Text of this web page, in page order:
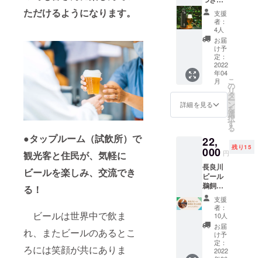
ただけるようになります。
●タップルーム（試飲所）で
観光客と住民が、気軽に
ビールを楽しみ、交流でき
る！
ビールは世界中で飲ま
れ、またビールのあるとこ
ろには笑顔が共にありま
光・高
温多湿
をお避
けくだ
さい ア
レル
ギー：
ピー
ナッ
ツ・大
豆 熱
量：
466kcal
名称：
アメリ
カン
ペール
エール
原材料
名：大
麦麦芽
（ドイ
ツ、カ
ナ
ダ）、
ホッ
くださ
い。
（全角
の場合
10文
字、半
角の場
合20文
字程度
まで）
料 原材
料名：
グラ
ニュー
糖/クエ
ン酸、
リンゴ
酸、香
料 内容
量：
賞味期
限：
載 保存
方法：
高温、
直射日
光を避
けて保
存 アレ
ギー：
表示な
し 熱
量：
34kcal/
ち帰り
にもお
使いい
ただけ
ます。
ご自宅
へのお
持ち帰
り、ま
ち散歩
のおと
か。 商
品お渡
し時に
お好き
なビー
ルを満
タンに
してお
渡しし
ます。
（もし
くは1杯
ご提供
本づつ
心をこ
めてお
届けい
たしま
す おつ
まみに
は大人
気あゆ
ピーを
二袋詰
フト
ビール
を香ば
しいあ
ゆビー
と共に
お楽し
みくだ
さい！
※ビール
の種類
につい
ては定
きょ追
加いた
しまし
た！】
オリジ
ナルグ
ロウ
ラー
950ml
（32oz
）＋お
渡し時
に1杯
を詰め
てご提
供
真空断
熱のグ
ロウ
ラー
Revom
ax2に
『GIFU
BEER
』のロ
支援
者：
4人
お届
け予
定：
2022
年04
月
詳細を見る
こ
の
リ
タ
ー
ン
を
選
択
す
る
22,
000 円
残り15
長良川
ビール
鵜飼
船 呑
み放題
イベン
トプラ
長良川
の鵜飼
支援
者：
10人
お届
け予
定：
2022